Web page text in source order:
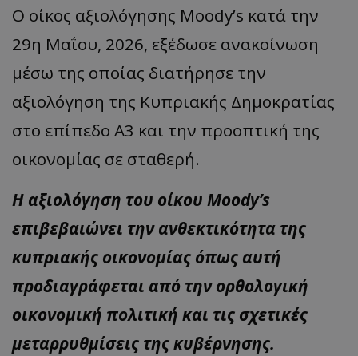
Ο οίκος αξιολόγησης Moody’s κατά την
29η Μαΐου, 2026, εξέδωσε ανακοίνωση
μέσω της οποίας διατήρησε την
αξιολόγηση της Κυπριακής Δημοκρατίας
στο επίπεδο Α3 και την προοπτική της
οικονομίας σε σταθερή.
Η αξιολόγηση του οίκου Moody’s
επιβεβαιώνει την ανθεκτικότητα της
κυπριακής οικονομίας όπως αυτή
προδιαγράφεται από την ορθολογική
οικονομική πολιτική και τις σχετικές
μεταρρυθμίσεις της κυβέρνησης.